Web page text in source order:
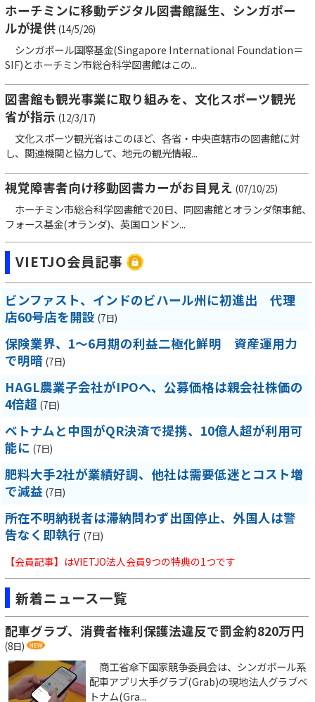
ホーチミンに移動デジタル図書館誕生、シンガポー
ルが提供 (14/5/26)
シンガポール国際基金(Singapore International Foundation＝
SIF)とホーチミン市総合科学図書館はこの...
図書館も観光事業に取り組みを、文化スポーツ観光
省が指示 (12/3/17)
文化スポーツ観光省はこのほど、各省・中央直轄市の図書館に対
し、関連機関と協力して、地元の観光情報...
視覚障害者向け移動図書カーがお目見え (07/10/25)
ホーチミン市総合科学図書館で20日、同図書館とオランダ領事館、
フォース基金(オランダ)、英国ロンドン...
VIETJO会員記事
ビンファスト、インドのビハール州に初進出 代理
店60号店を開設 (7日)
保険業界、1～6月期の利益二極化鮮明 資産運用力
で明暗 (7日)
HAGL農業子会社がIPOへ、公募価格は親会社株価の
4倍超 (7日)
ベトナムと中国がQR決済で提携、10億人超が利用可
能に (7日)
肥料大手2社が業績好調、他社は需要低迷とコスト増
で減益 (7日)
所在不明納税者は滞納問わず出国停止、外国人は警
告なく即執行 (7日)
【会員記事】はVIETJO法人会員9つの特典の1つです
新着ニュース一覧
配車グラブ、消費者権利保護法違反で罰金約820万円
(8日)
商工省傘下国家競争委員会は、シンガポール系
配車アプリ大手グラブ(Grab)の現地法人グラブベ
トナム(Gra...